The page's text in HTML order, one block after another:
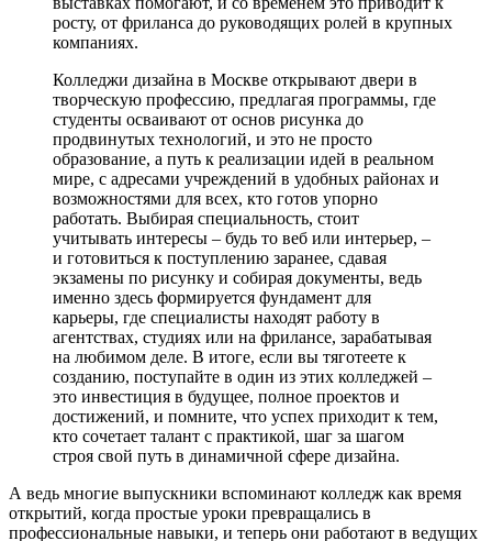
росту, от фриланса до руководящих ролей в крупных
компаниях.
Колледжи дизайна в Москве открывают двери в
творческую профессию, предлагая программы, где
студенты осваивают от основ рисунка до
продвинутых технологий, и это не просто
образование, а путь к реализации идей в реальном
мире, с адресами учреждений в удобных районах и
возможностями для всех, кто готов упорно
работать. Выбирая специальность, стоит
учитывать интересы – будь то веб или интерьер, –
и готовиться к поступлению заранее, сдавая
экзамены по рисунку и собирая документы, ведь
именно здесь формируется фундамент для
карьеры, где специалисты находят работу в
агентствах, студиях или на фрилансе, зарабатывая
на любимом деле. В итоге, если вы тяготеете к
созданию, поступайте в один из этих колледжей –
это инвестиция в будущее, полное проектов и
достижений, и помните, что успех приходит к тем,
кто сочетает талант с практикой, шаг за шагом
строя свой путь в динамичной сфере дизайна.
А ведь многие выпускники вспоминают колледж как время
открытий, когда простые уроки превращались в
профессиональные навыки, и теперь они работают в ведущих